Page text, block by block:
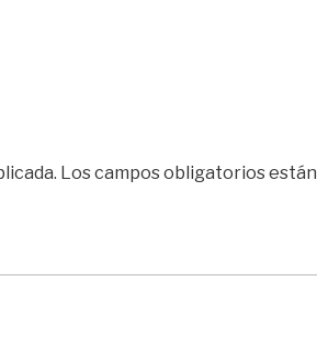
Los campos obligatorios están